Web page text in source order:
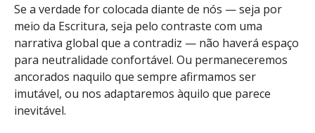
Se a verdade for colocada diante de nós — seja por
meio da Escritura, seja pelo contraste com uma
narrativa global que a contradiz — não haverá espaço
para neutralidade confortável. Ou permaneceremos
ancorados naquilo que sempre afirmamos ser
imutável, ou nos adaptaremos àquilo que parece
inevitável.